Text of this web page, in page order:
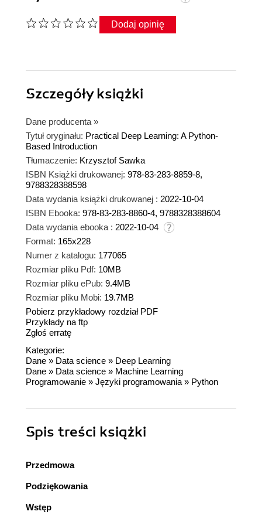
Dodaj opinię
Szczegółyksiążki
Dane producenta »
Tytuł oryginału: Practical Deep Learning: A Python-
Based Introduction
Tłumaczenie: Krzysztof Sawka
ISBN Książki drukowanej: 978-83-283-8859-8,
9788328388598
Data wydania książki drukowanej : 2022-10-04
ISBN Ebooka: 978-83-283-8860-4, 9788328388604
Data wydania ebooka : 2022-10-04
Format: 165x228
Numer z katalogu: 177065
Rozmiar pliku Pdf: 10MB
Rozmiar pliku ePub: 9.4MB
Rozmiar pliku Mobi: 19.7MB
Pobierz przykładowy rozdział PDF
Przykłady na ftp
Zgłoś erratę
Kategorie:
Dane » Data science » Deep Learning
Dane » Data science » Machine Learning
Programowanie » Języki programowania » Python
Spis treści książki
Przedmowa
Podziękowania
Wstęp